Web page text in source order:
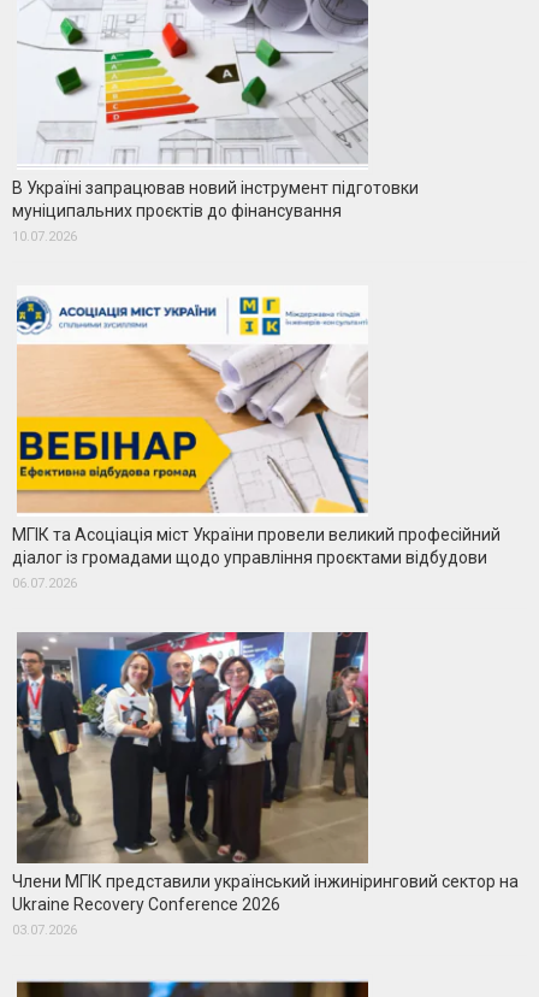
В Україні запрацював новий інструмент підготовки
муніципальних проєктів до фінансування
10.07.2026
МГІК та Асоціація міст України провели великий професійний
діалог із громадами щодо управління проєктами відбудови
06.07.2026
Члени МГІК представили український інжиніринговий сектор на
Ukraine Recovery Conference 2026
03.07.2026